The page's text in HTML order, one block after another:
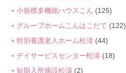
小規模多機能ハウスこん (125)
グループホームこんはこだて (122)
特別養護老人ホーム松濤 (44)
デイサービスセンター松濤 (18)
短期入所施設松濤 (2)